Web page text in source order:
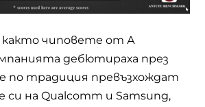
чиповете от А
дебютираха през
по традиция превъзхождат
си наQualcomm и Samsung,